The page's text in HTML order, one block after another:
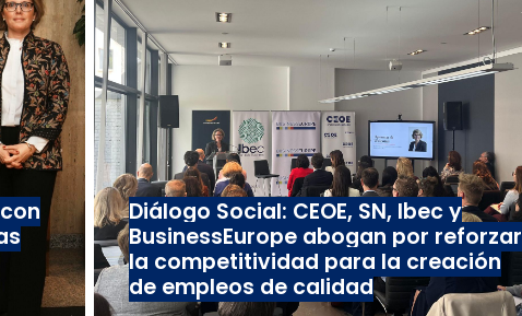
Diálogo Social: CEOE, SN, Ibec y
BusinessEurope abogan por reforzar
la competitividad para la creación
de empleos de calidad